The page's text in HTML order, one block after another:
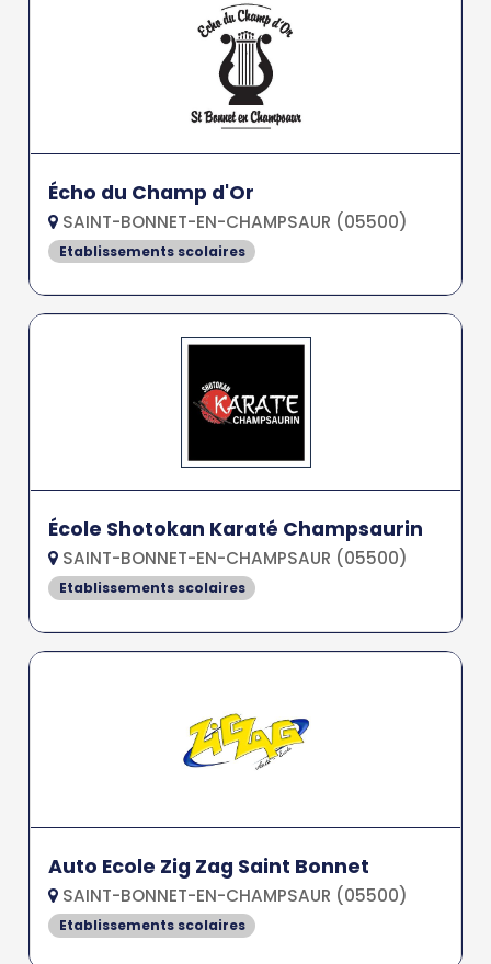
Écho du Champ d'Or
SAINT-BONNET-EN-CHAMPSAUR (05500)
Etablissements scolaires
École Shotokan Karaté Champsaurin
SAINT-BONNET-EN-CHAMPSAUR (05500)
Etablissements scolaires
Auto Ecole Zig Zag Saint Bonnet
SAINT-BONNET-EN-CHAMPSAUR (05500)
Etablissements scolaires